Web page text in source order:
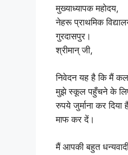
मुख्याध्यापक महोदय,
नेहरू प्राथमिक
गुरदासपुर।
श्रीमान् जी,
निवेदन यह है कि मैं
मुझे स्कूल पहुँचने के
रुपये जुर्माना कर
माफ कर दें।
मैं आपकी बहुत